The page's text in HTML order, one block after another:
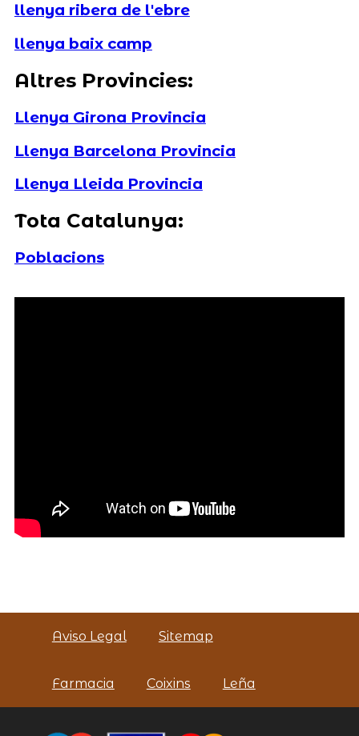
llenya ribera de l'ebre
llenya baix camp
Altres Provincies:
Llenya Girona Provincia
Llenya Barcelona Provincia
Llenya Lleida Provincia
Tota Catalunya:
Poblacions
Aviso Legal Sitemap
Farmacia Coixins Leña